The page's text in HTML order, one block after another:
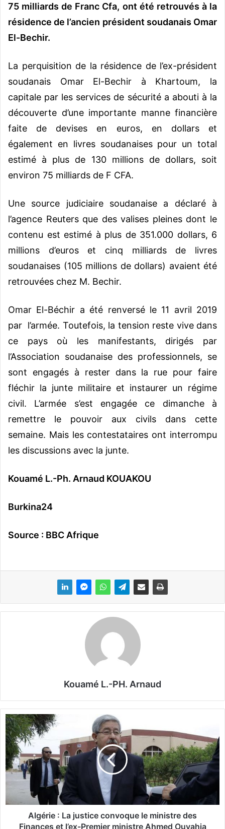
l
75 milliards de Franc Cfa, ont été retrouvés à la
résidence de l’ancien président soudanais Omar
El-Bechir.
La perquisition de la résidence de l’ex-président
soudanais Omar El-Bechir à Khartoum, la
capitale par les services de sécurité a abouti à la
découverte d’une importante manne financière
faite de devises en euros, en dollars et
également en livres soudanaises pour un total
estimé à plus de 130 millions de dollars, soit
environ 75 milliards de F CFA.
Une source judiciaire soudanaise a déclaré à
l’agence Reuters que des valises pleines dont le
contenu est estimé à plus de 351.000 dollars, 6
millions d’euros et cinq milliards de livres
soudanaises (105 millions de dollars) avaient été
retrouvées chez M. Bechir.
Omar El-Béchir a été renversé le 11 avril 2019
par l’armée. Toutefois, la tension reste vive dans
ce pays où les manifestants, dirigés par
l’Association soudanaise des professionnels, se
sont engagés à rester dans la rue pour faire
fléchir la junte militaire et instaurer un régime
civil. L’armée s’est engagée ce dimanche à
remettre le pouvoir aux civils dans cette
semaine. Mais les contestataires ont interrompu
les discussions avec la junte.
Kouamé L.-Ph. Arnaud KOUAKOU
Burkina24
Source : BBC Afrique
Kouamé L.-PH. Arnaud
A
l
g
é
i
e
L
Algérie : La justice convoque le ministre des
Finances et l’ex-Premier ministre Ahmed Ouyahia